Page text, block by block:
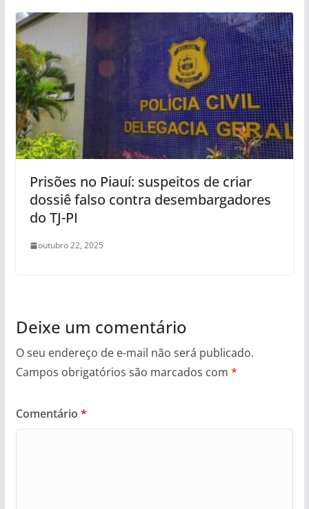
Prisões no Piauí: suspeitos de criar
dossiê falso contra desembargadores
do TJ-PI
outubro 22, 2025
Deixe um comentário
O seu endereço de e-mail não será publicado.
Campos obrigatórios são marcados com *
Comentário *